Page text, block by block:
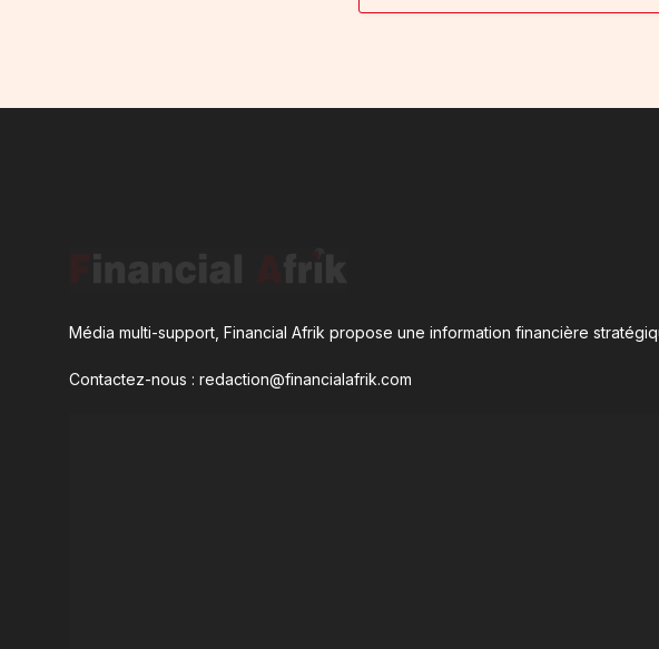
Média multi-support, Financial Afrik propose une information financière
Contactez-nous : redaction@financialafrik.com